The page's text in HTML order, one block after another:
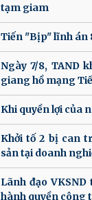
tạm giam
Tiến "Bịp" lĩnh án
Ngày 7/8, TAND
giang hồ mạng
Khi quyền lợi của
Khởi tố 2 bị can
sản tại doanh
Lãnh đạo
hành quyền công